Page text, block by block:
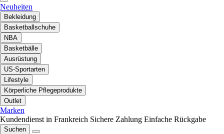
Neuheiten
Bekleidung
Basketballschuhe
NBA
Basketbälle
Ausrüstung
US-Sportarten
Lifestyle
Körperliche Pflegeprodukte
Outlet
Marken
Kundendienst in Frankreich Sichere Zahlung Einfache Rückgabe
Suchen